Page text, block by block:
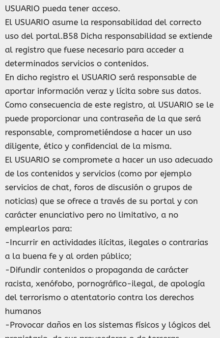
USUARIO pueda tener acceso.
El USUARIO asume la responsabilidad del correcto
uso del portal.B58 Dicha responsabilidad se extiende
al registro que fuese necesario para acceder a
determinados servicios o contenidos.
En dicho registro el USUARIO será responsable de
aportar información veraz y lícita sobre sus datos.
Como consecuencia de este registro, al USUARIO se le
puede proporcionar una contraseña de la que será
responsable, comprometiéndose a hacer un uso
diligente, ético y confidencial de la misma.
El USUARIO se compromete a hacer un uso adecuado
de los contenidos y servicios (como por ejemplo
servicios de chat, foros de discusión o grupos de
noticias) que se ofrece a través de su portal y con
carácter enunciativo pero no limitativo, a no
emplearlos para:
-Incurrir en actividades ilícitas, ilegales o contrarias
a la buena fe y al orden público;
-Difundir contenidos o propaganda de carácter
racista, xenófobo, pornográfico-ilegal, de apología
del terrorismo o atentatorio contra los derechos
humanos
-Provocar daños en los sistemas físicos y lógicos del